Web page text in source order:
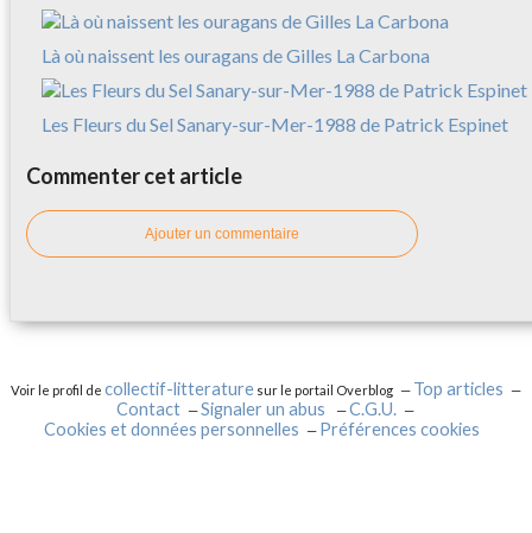
Là où naissent les ouragans de Gilles La Carbona
Les Fleurs du Sel Sanary-sur-Mer-1988 de Patrick Espinet
Commenter cet article
Ajouter un commentaire
Voir le profil de collectif-litterature sur le portail Overblog
Top articles
Contact
Signaler un abus
C.G.U.
Cookies et données personnelles
Préférences cookies